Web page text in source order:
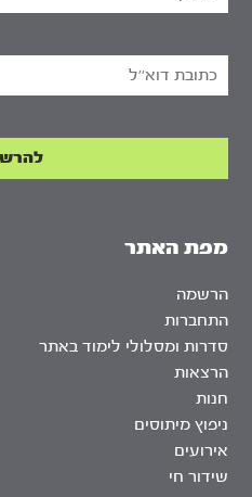
מפת האתר
הרשמה
התחברות
סדרות ומסלולי לימוד באתר
הרצאות
חנות
ניפוץ מיתוסים
אירועים
שידור חי